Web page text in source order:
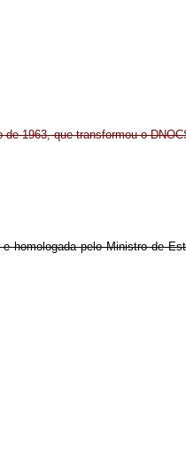
1963, que transformou o
homologada pelo Ministro de